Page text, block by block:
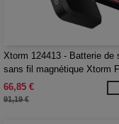
Xtorm 124413 - Batterie de
sans fil magnétique Xtorm
de 10 000 mAh
66,85 €
91,19 €